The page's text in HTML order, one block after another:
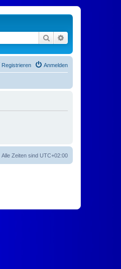
Suche
Anmelden
Registrieren
Alle Zeiten sind UTC+02:00